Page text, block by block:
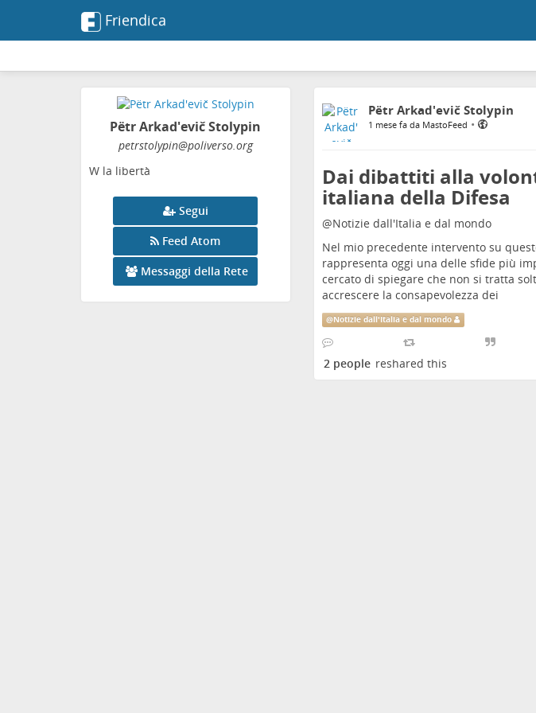
Friendica
Pëtr Arkad'evič Stolypin
petrstolypin@poliverso.org
W la libertà
Segui
Feed Atom
Messaggi della Rete
Pëtr Arkad'evič Stolypin
1 mese fa da MastoFeed •
Dai dibattiti alla
italiana della Difesa
@Notizie dall'Italia e dal mondo
Nel mio precedente intervento su
rappresenta oggi una delle sfide più
cercato di spiegare che non si tratta
accrescere la consapevolezza dei
@Notizie dall'Italia e dal mondo
2 people reshared this